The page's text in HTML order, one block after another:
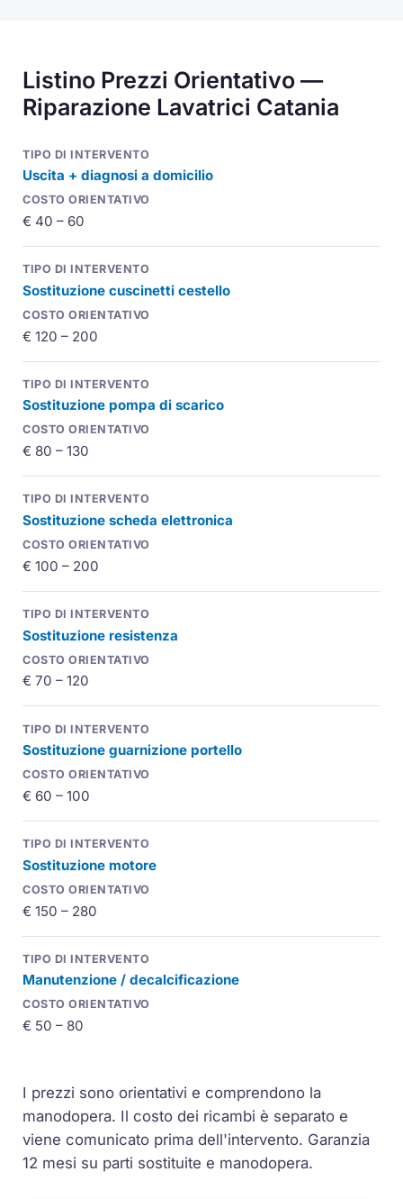
Listino Prezzi Orientativo —
Riparazione Lavatrici Catania
Uscita + diagnosi a domicilio
€ 40 – 60
Sostituzione cuscinetti cestello
€ 120 – 200
Sostituzione pompa di scarico
€ 80 – 130
Sostituzione scheda elettronica
€ 100 – 200
Sostituzione resistenza
€ 70 – 120
Sostituzione guarnizione portello
€ 60 – 100
Sostituzione motore
€ 150 – 280
Manutenzione / decalcificazione
€ 50 – 80
I prezzi sono orientativi e comprendono la
manodopera. Il costo dei ricambi è separato e
viene comunicato prima dell'intervento. Garanzia
12 mesi su parti sostituite e manodopera.